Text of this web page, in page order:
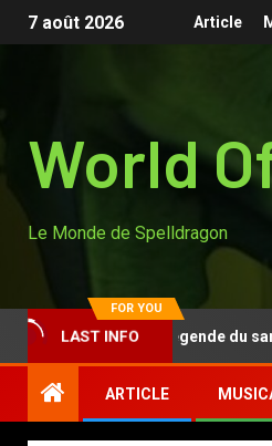
7 août 2026 Article
World
Le Monde de Spelldragon
FOR YOU
LAST INFO
Tougen Anki, la légende du sang
ARTICLE